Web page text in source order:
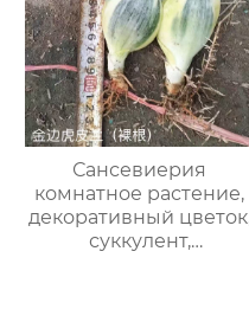
Сансевиерия
комнатное растение,
декоративный
суккулент,